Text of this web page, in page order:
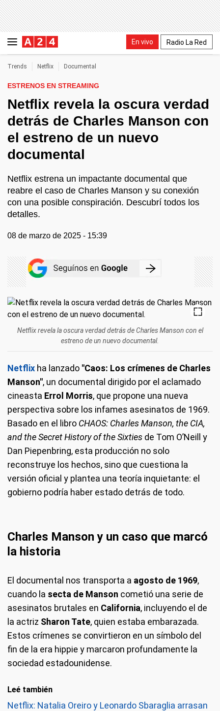
En vivo Radio La Red
Trends Netflix Documental
ESTRENOS EN STREAMING
Netflix revela la oscura verdad
detrás de Charles Manson con
el estreno de un nuevo
documental
Netflix estrena un impactante documental que
reabre el caso de Charles Manson y su conexión
con una posible conspiración. Descubrí todos los
detalles.
08 de marzo de 2025 - 15:39
Netflix revela la oscura verdad detrás de Charles Manson con el
estreno de un nuevo documental.
Netflix ha lanzado "Caos: Los crímenes de Charles
Manson", un documental dirigido por el aclamado
cineasta Errol Morris, que propone una nueva
perspectiva sobre los infames asesinatos de 1969.
Basado en el libro CHAOS: Charles Manson, the CIA,
and the Secret History of the Sixties de Tom O’Neill y
Dan Piepenbring, esta producción no solo
reconstruye los hechos, sino que cuestiona la
versión oficial y plantea una teoría inquietante: el
gobierno podría haber estado detrás de todo.
Charles Manson y un caso que marcó
la historia
El documental nos transporta a agosto de 1969,
cuando la secta de Manson cometió una serie de
asesinatos brutales en California, incluyendo el de
la actriz Sharon Tate, quien estaba embarazada.
Estos crímenes se convirtieron en un símbolo del
fin de la era hippie y marcaron profundamente la
sociedad estadounidense.
Leé también
Netflix: Natalia Oreiro y Leonardo Sbaraglia arrasan